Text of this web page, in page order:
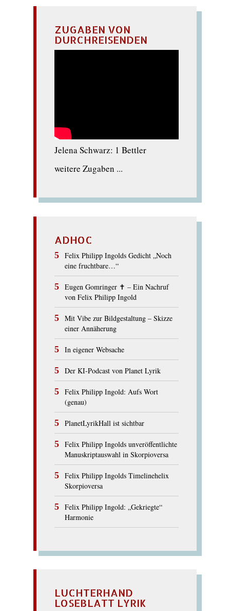
ZUGABEN VON
DURCHREISENDEN
Jelena Schwarz: 1 Bettler
weitere Zugaben ...
ADHOC
Felix Philipp Ingolds Gedicht „Noch
eine fruchtbare…“
Eugen Gomringer ✝︎ – Ein Nachruf
von Felix Philipp Ingold
Mit Vibe zur Bildgestaltung – Skizze
einer Annäherung
In eigener Websache
Der KI-Podcast von Planet Lyrik
Felix Philipp Ingold: Aufs Wort
(genau)
PlanetLyrikHall ist sichtbar
Felix Philipp Ingolds unveröffentlichte
Manuskriptauswahl in Skorpioversa
Felix Philipp Ingolds Timelinehelix
Skorpioversa
Felix Philipp Ingold: „Gekriegte“
Harmonie
LUCHTERHAND
LOSEBLATT LYRIK